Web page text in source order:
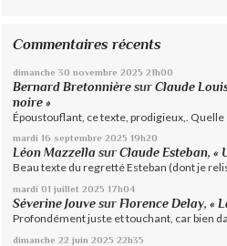
Commentaires récents
dimanche 30 novembre 2025 21h00
Bernard Bretonnière surClaude
noire »
Époustouflant, ce texte, prodigieux,. Quelle
mardi 16 septembre 2025 19h20
Léon Mazzella surClaude Esteban, «
Beau texte du regretté Esteban (dont je
mardi 01 juillet 2025 17h04
Séverine Jouve surFlorence Delay, «
Profondément juste et touchant, car bien
dimanche 22 juin 2025 22h35